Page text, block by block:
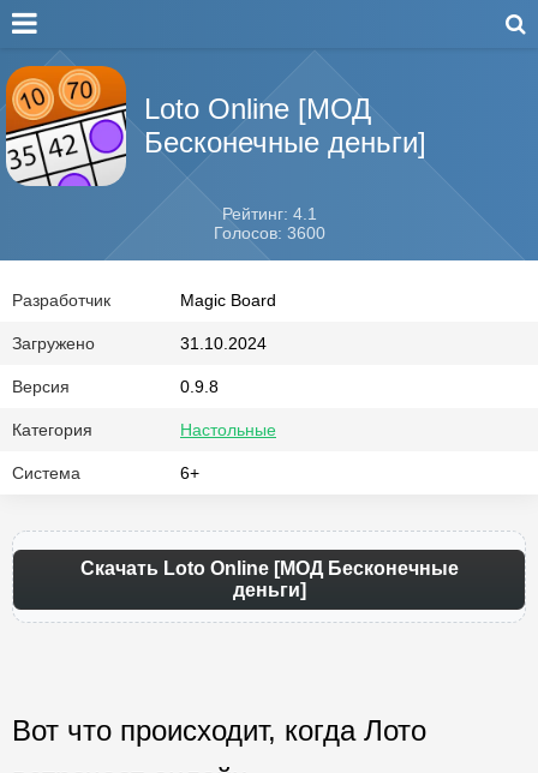
Loto Online [МОД
Бесконечные деньги]
Рейтинг: 4.1
Голосов: 3600
Разработчик Magic Board
Загружено 31.10.2024
Версия 0.9.8
Категория Настольные
Система 6+
Скачать Loto Online [МОД Бесконечные
деньги]
Вот что происходит, когда Лото